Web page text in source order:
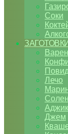
Соки
ЗАГОТОВКИ
Лечо
Джем